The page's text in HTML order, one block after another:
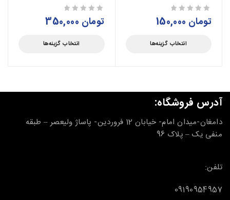
تومان
انتخاب گزینه‌ها
تومان
انتخاب گزینه‌ها
آدرس فروشگاه:
دامغان-میدان امام- خیابان 12 فروردین- پاساژ ولیعصر – طبقه
منفی یک – پلاک 96
تلفن:
09190954957